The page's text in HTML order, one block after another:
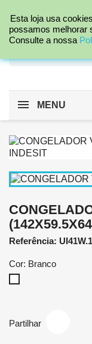

MENU
Referência: UI41W.1
Cor: Branco
Partilhar
Esta loja usa
possamos melhorar
Consulte a nossa